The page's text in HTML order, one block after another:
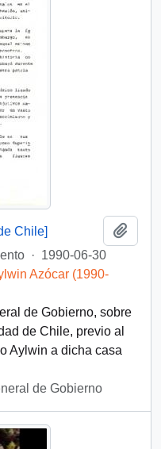
Chile]
· 1990-06-30
Azócar (1990-
de Gobierno, sobre
de Chile, previo al
Aylwin a dicha casa
de Gobierno